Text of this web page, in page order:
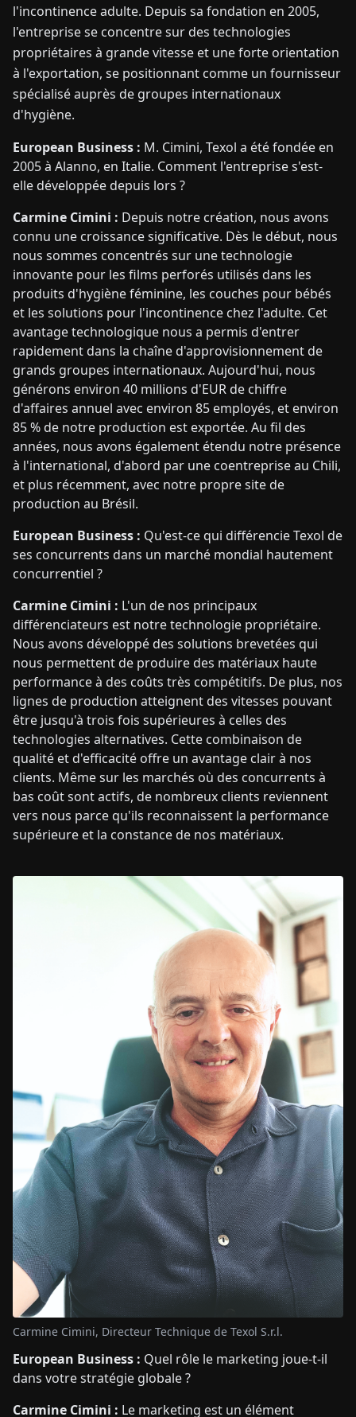
l'incontinence adulte. Depuis sa fondation en 2005,
l'entreprise se concentre sur des technologies
propriétaires à grande vitesse et une forte orientation
à l'exportation, se positionnant comme un fournisseur
spécialisé auprès de groupes internationaux
d'hygiène.
European Business : M. Cimini, Texol a été fondée en
2005 à Alanno, en Italie. Comment l'entreprise s'est-
elle développée depuis lors ?
Carmine Cimini : Depuis notre création, nous avons
connu une croissance significative. Dès le début, nous
nous sommes concentrés sur une technologie
innovante pour les films perforés utilisés dans les
produits d'hygiène féminine, les couches pour bébés
et les solutions pour l'incontinence chez l'adulte. Cet
avantage technologique nous a permis d'entrer
rapidement dans la chaîne d'approvisionnement de
grands groupes internationaux. Aujourd'hui, nous
générons environ 40 millions d'EUR de chiffre
d'affaires annuel avec environ 85 employés, et environ
85 % de notre production est exportée. Au fil des
années, nous avons également étendu notre présence
à l'international, d'abord par une coentreprise au Chili,
et plus récemment, avec notre propre site de
production au Brésil.
European Business : Qu'est-ce qui différencie Texol de
ses concurrents dans un marché mondial hautement
concurrentiel ?
Carmine Cimini : L'un de nos principaux
différenciateurs est notre technologie propriétaire.
Nous avons développé des solutions brevetées qui
nous permettent de produire des matériaux haute
performance à des coûts très compétitifs. De plus, nos
lignes de production atteignent des vitesses pouvant
être jusqu'à trois fois supérieures à celles des
technologies alternatives. Cette combinaison de
qualité et d'efficacité offre un avantage clair à nos
clients. Même sur les marchés où des concurrents à
bas coût sont actifs, de nombreux clients reviennent
vers nous parce qu'ils reconnaissent la performance
supérieure et la constance de nos matériaux.
Carmine Cimini, Directeur Technique de Texol S.r.l.
European Business : Quel rôle le marketing joue-t-il
dans votre stratégie globale ?
Carmine Cimini : Le marketing est un élément